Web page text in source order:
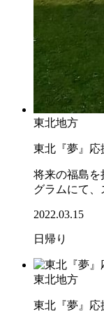
東北地方
東北『夢』
将来の福島を
グラムにて、
2022.03.15
日帰り
東北地方
東北『夢』応